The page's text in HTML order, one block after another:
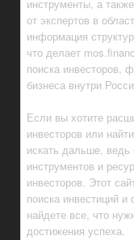
инструменты, а
от экспертов в
информация
что делает
поиска инвесторов,
бизнеса внутри
Если вы хотите
инвесторов или
искать дальше,
инструментов и
инвесторов. Этот
поиска инвестиций
найдете все, что
достижения успеха.